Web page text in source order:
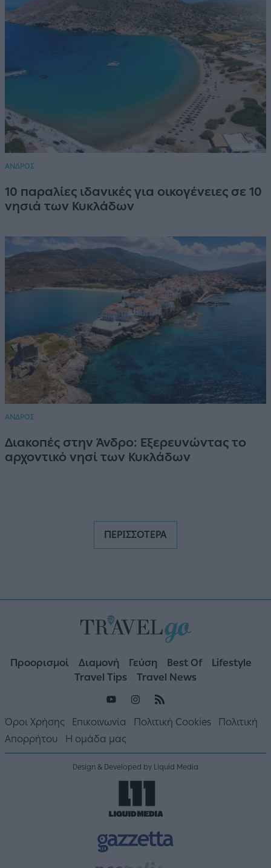
ΑΝΔΡΟΣ
10 παραλίες ιδανικές για οικογένειες σε 10
νησιά των Κυκλάδων
ΑΝΔΡΟΣ
Διακοπές στην Άνδρο: Εξερευνώντας το
αρχοντικό νησί των Κυκλάδων
ΠΕΡΙΣΣΟΤΕΡΑ
Προορισμοί Διαμονή Γεύση Best Of
Lifestyle
Travel Tips
Travel News
Όροι Χρήσης Επικοινωνία Πολιτική Cookies
Πολιτική
Απορρήτου
Η ομάδα μας
Design & Developed by Liquid Media